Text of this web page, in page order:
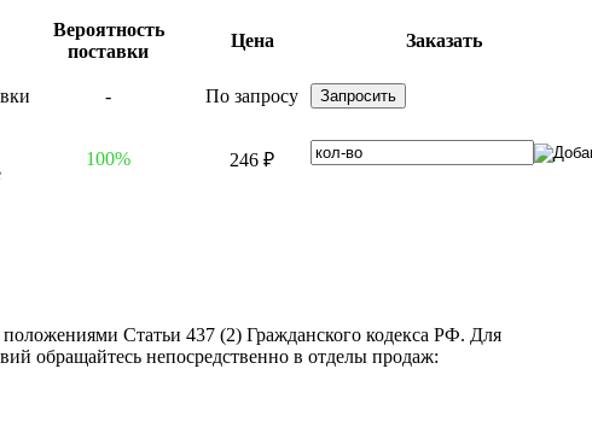
Вероятность
поставки
Цена Заказать
- По запросу
100% 246 ₽
Статьи 437 (2) Гражданского кодекса РФ. Для
обращайтесь непосредственно в отделы продаж: